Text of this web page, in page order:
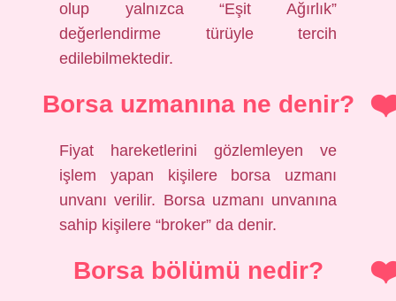
olup yalnızca “Eşit Ağırlık”
değerlendirme türüyle tercih
edilebilmektedir.
Borsa uzmanına ne denir?
Fiyat hareketlerini gözlemleyen ve
işlem yapan kişilere borsa uzmanı
unvanı verilir. Borsa uzmanı unvanına
sahip kişilere “broker” da denir.
Borsa bölümü nedir?